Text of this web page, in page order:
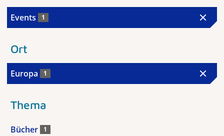
Events 1
Ort
Europa 1
Thema
Bücher 1